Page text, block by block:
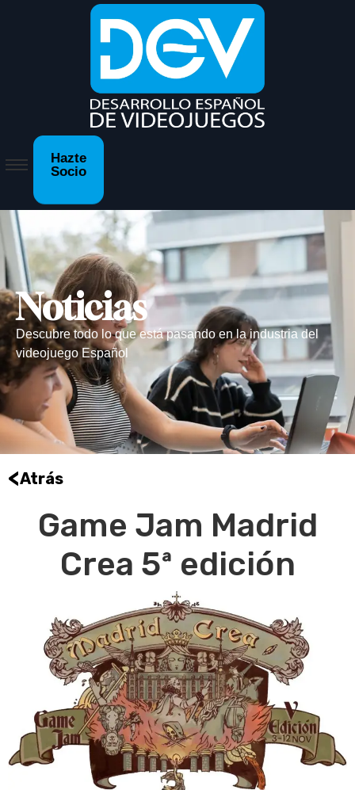
Hazte
Socio
Noticias
Descubre todo lo que está pasando en la industria del
videojuego Español
<Atrás
Game Jam Madrid
Crea 5ª edición